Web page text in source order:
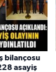
bilançosu
asayiş